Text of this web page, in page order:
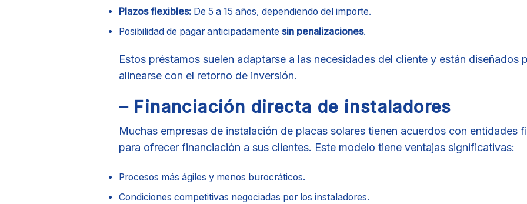
Plazos flexibles:De 5 a 15 años, dependiendo del importe.
Posibilidad de pagar anticipadamente sin penalizaciones.
Estos préstamos suelen adaptarse a las necesidades del cliente y están diseñados
alinearse con el retorno de inversión.
– Financiación directa de instaladores
Muchas empresas de instalación de placas solares tienen acuerdos con entidades
para ofrecer financiación a sus clientes. Este modelo tiene ventajas significativas:
Procesos más ágiles y menos burocráticos.
Condiciones competitivas negociadas por los instaladores.